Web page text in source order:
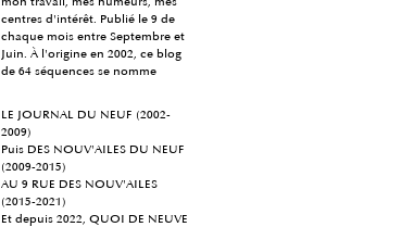
centres d'intérêt. Publié le 9 de
chaque mois entre Septembre et
Juin. À l'origine en 2002, ce blog
de 64 séquences se nomme
LE JOURNAL DU NEUF (2002-
2009)
Puis DES NOUV'AILES DU NEUF
(2009-2015)
AU 9 RUE DES NOUV'AILES
(2015-2021)
Et depuis 2022, QUOI DE NEUVE